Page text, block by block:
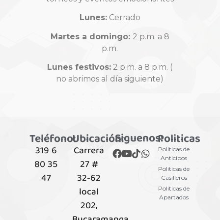
¿Qué es un torneo Tier 2?
Tier 2son eventos oficiales con un nivel de
competencia más alto que un torneo local casual. Este tipo de
Otorganinvitaciones al WCQ.
Se rigen por normas competitivas oficiales de Konami.
¿Qué es el WCQ (World Championship Qualifier)?
Lunes:Cerrado
Martes a domingo: 2 p.m. a 8
p.m.
Lunes festivos: 2 p.m. a 8 p.m. (
no abrimos al día siguiente)
Siguenos:Politicas
Politicas de
Anticipos
Politicas de
Casilleros
Politicas de
Apartados
Ubicación:
Carrera
27 #
32-62
local
202,
Teléfono:
319 6
80 35
47